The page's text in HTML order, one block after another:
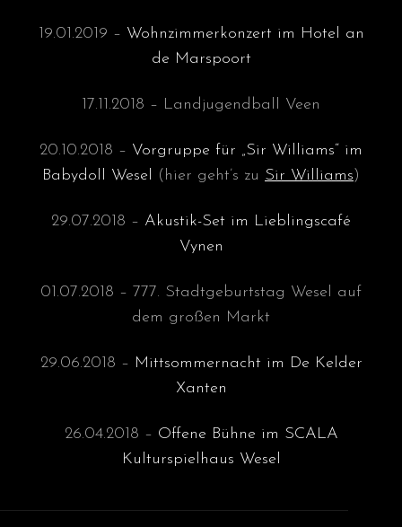
19.01.2019 – Wohnzimmerkonzert im Hotel an
de Marspoort
17.11.2018 – Landjugendball Veen
20.10.2018 – Vorgruppe für „Sir Williams“ im
Babydoll Wesel (hier geht’s zu Sir Williams)
29.07.2018 – Akustik-Set im Lieblingscafé
Vynen
01.07.2018 – 777. Stadtgeburtstag Wesel auf
dem großen Markt
29.06.2018 – Mittsommernacht im De Kelder
Xanten
26.04.2018 – Offene Bühne im SCALA
Kulturspielhaus Wesel